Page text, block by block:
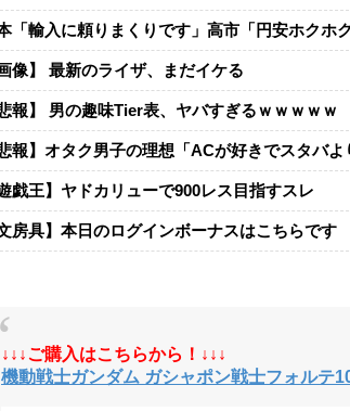
「輸入に頼りまくりです」高市「円安ホクホ
画像】 最新のライザ、まだイケる
悲報】 男の趣味Tier表、ヤバすぎるｗｗｗｗｗ
報】オタク男子の理想「ACが好きでスタバより牛
遊戯王】ヤドカリューで900レス目指すスレ
文房具】本日のログインボーナスはこちらです
↓↓↓ご購入はこちらから！↓↓↓
機動戦士ガンダム ガシャポン戦士フォル